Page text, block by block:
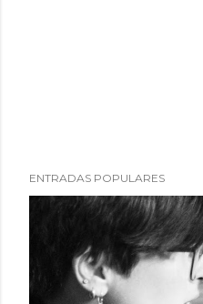
ENTRADAS POPULARES